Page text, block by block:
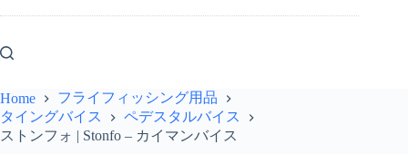
ン
へ
キ
ッ
プ
カ
ー
ト
Home
フライフィッシング用品
タイングバイス
ペデスタルバイス
ストンフォ | Stonfo – カイマンバイス